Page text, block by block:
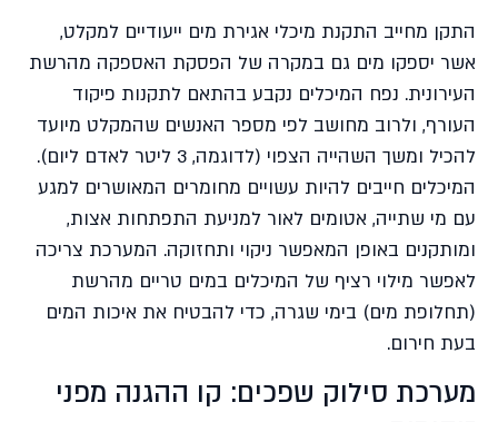
התקן מחייב התקנת מיכלי אגירת מים ייעודיים למקלט,
אשר יספקו מים גם במקרה של הפסקת האספקה מהרשת
העירונית. נפח המיכלים נקבע בהתאם לתקנות פיקוד
העורף, ולרוב מחושב לפי מספר האנשים שהמקלט מיועד
להכיל ומשך השהייה הצפוי (לדוגמה, 3 ליטר לאדם ליום).
המיכלים חייבים להיות עשויים מחומרים המאושרים למגע
עם מי שתייה, אטומים לאור למניעת התפתחות אצות,
ומותקנים באופן המאפשר ניקוי ותחזוקה. המערכת צריכה
לאפשר מילוי רציף של המיכלים במים טריים מהרשת
(תחלופת מים) בימי שגרה, כדי להבטיח את איכות המים
בעת חירום.
מערכת סילוק שפכים: קו ההגנה מפני